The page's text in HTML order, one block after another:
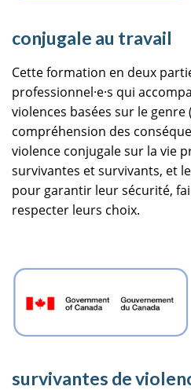
conjugale au travail
Cette formation en deux
professionnel·e·s qui
violences basées sur le genre
compréhension des
violence conjugale sur la vie
survivantes et survivants, et
pour garantir leur sécurité,
respecter leurs choix.
survivantes de